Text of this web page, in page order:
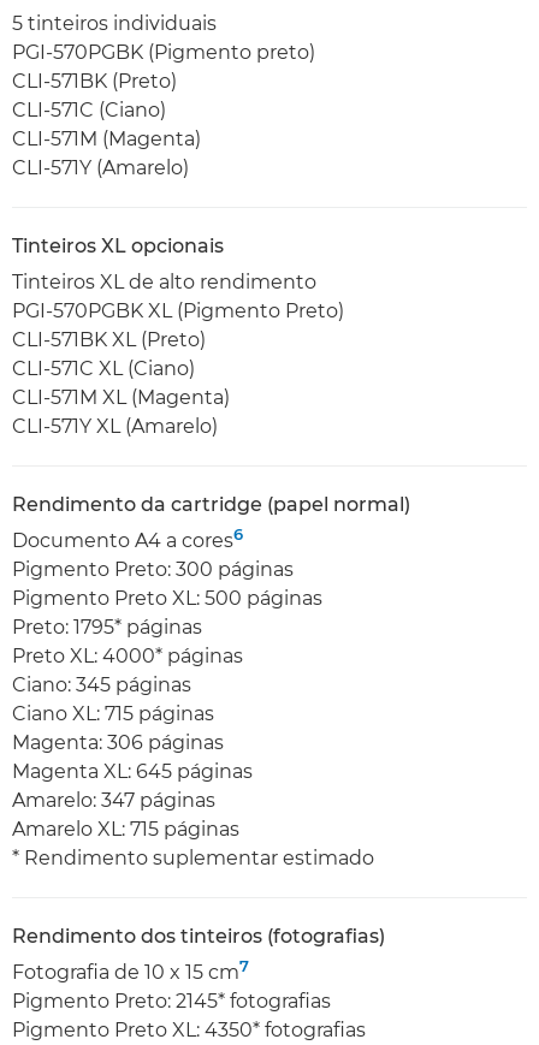
5 tinteiros individuais
PGI-570PGBK (Pigmento preto)
CLI-571BK (Preto)
CLI-571C (Ciano)
CLI-571M (Magenta)
CLI-571Y (Amarelo)
Tinteiros XL opcionais
Tinteiros XL de alto rendimento
PGI-570PGBK XL (Pigmento Preto)
CLI-571BK XL (Preto)
CLI-571C XL (Ciano)
CLI-571M XL (Magenta)
CLI-571Y XL (Amarelo)
Rendimento da cartridge (papel normal)
Documento A4 a cores6
Pigmento Preto: 300 páginas
Pigmento Preto XL: 500 páginas
Preto: 1795* páginas
Preto XL: 4000* páginas
Ciano: 345 páginas
Ciano XL: 715 páginas
Magenta: 306 páginas
Magenta XL: 645 páginas
Amarelo: 347 páginas
Amarelo XL: 715 páginas
* Rendimento suplementar estimado
Rendimento dos tinteiros (fotografias)
Fotografia de 10 x 15 cm7
Pigmento Preto: 2145* fotografias
Pigmento Preto XL: 4350* fotografias